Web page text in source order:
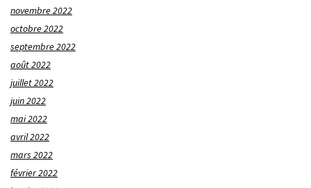
novembre 2022
octobre 2022
septembre 2022
août 2022
juillet 2022
juin 2022
mai 2022
avril 2022
mars 2022
février 2022